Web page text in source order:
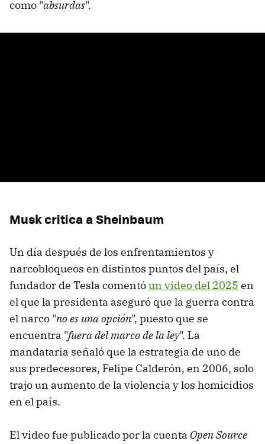
como "absurdas".
Musk critica a Sheinbaum
Un día después de los enfrentamientos y
narcobloqueos en distintos puntos del país, el
fundador de Tesla comentóun video del 2025 en
el que la presidenta aseguró que la guerra contra
el narco "no es una opción", puesto que se
encuentra "fuera del marco de la ley". La
mandataria señaló que la estrategia de uno de
sus predecesores, Felipe Calderón, en 2006, solo
trajo un aumento de la violencia y los homicidios
en el país.
El video fue publicado por la cuenta Open Source